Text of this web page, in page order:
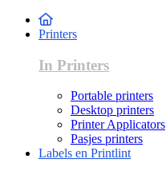
Printers
In Printers
Portable printers
Desktop printers
Printer Applicators
Pasjes printers
Labels en Printlint